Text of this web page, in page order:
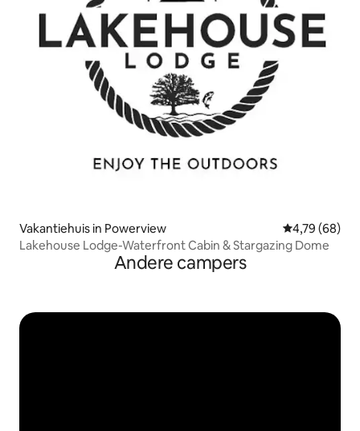
Vakantiehuis in Powerview Gemiddelde
4,79 (68)
Lakehouse Lodge-Waterfront Cabin & Stargazing Dome
Andere campers